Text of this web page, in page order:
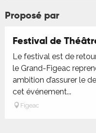
Proposé par
Festival de
Le festival est de
le Grand-Figeac
ambition d’assurer le
cet événement...
Figeac